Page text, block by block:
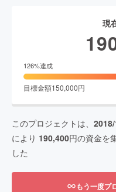
現
126%達成
目標金額150,000円
このプロジェクトは、
により 190,400円の資金を
した
もう一度プ